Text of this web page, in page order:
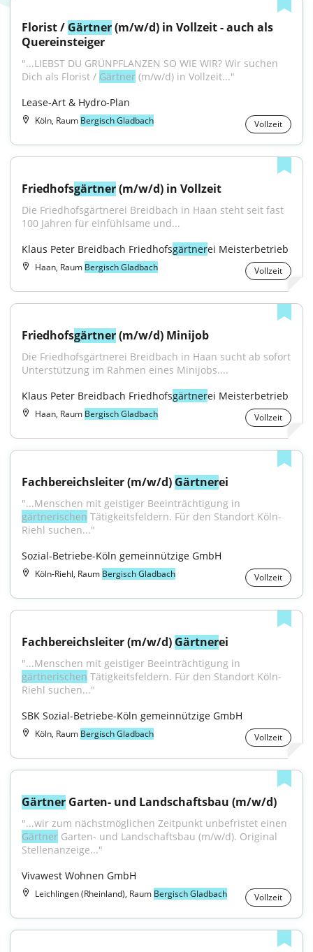
Florist / Gärtner (m/w/d) in Vollzeit - auch als
Quereinsteiger
"...LIEBST DU GRÜNPFLANZEN SO WIE WIR? Wir suchen
Dich als Florist / Gärtner (m/w/d) in Vollzeit..."
Lease-Art & Hydro-Plan
Köln, Raum Bergisch Gladbach Vollzeit
Friedhofsgärtner (m/w/d) in Vollzeit
Die Friedhofsgärtnerei Breidbach in Haan steht seit fast
100 Jahren für einfühlsame und...
Klaus Peter Breidbach Friedhofsgärtnerei Meisterbetrieb
Haan, Raum Bergisch Gladbach Vollzeit
Friedhofsgärtner (m/w/d) Minijob
Die Friedhofsgärtnerei Breidbach in Haan sucht ab sofort
Unterstützung im Rahmen eines Minijobs....
Klaus Peter Breidbach Friedhofsgärtnerei Meisterbetrieb
Haan, Raum Bergisch Gladbach Vollzeit
Fachbereichsleiter (m/w/d) Gärtnerei
gärtnerischen Tätigkeitsfeldern. Für den Standort Köln-
Riehl suchen..."
Sozial-Betriebe-Köln gemeinnützige GmbH
Köln-Riehl, Raum Bergisch Gladbach Vollzeit
Fachbereichsleiter (m/w/d) Gärtnerei
gärtnerischen Tätigkeitsfeldern. Für den Standort Köln-
Riehl suchen..."
SBK Sozial-Betriebe-Köln gemeinnützige GmbH
Köln, Raum Bergisch Gladbach Vollzeit
Gärtner Garten- und Landschaftsbau (m/w/d)
Gärtner Garten- und Landschaftsbau (m/w/d). Original
Stellenanzeige..."
Vivawest Wohnen GmbH
Leichlingen (Rheinland), Raum Bergisch Gladbach Vollzeit